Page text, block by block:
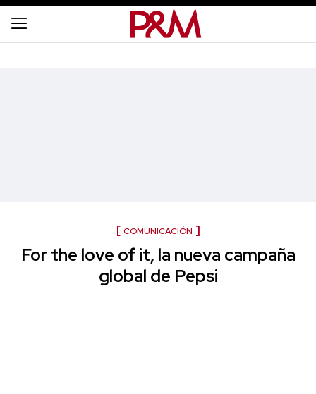
COMUNICACIÓN
For the love of it, la nueva campaña
global de Pepsi